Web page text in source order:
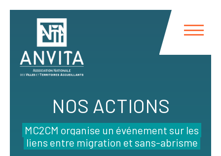
NOS ACTIONS
MC2CM organise un événement sur les
liens entre migration et sans-abrisme